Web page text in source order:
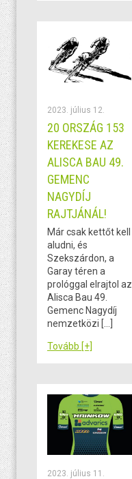
2023. július 12.
20 ORSZÁG 153
KEREKESE AZ
ALISCA BAU 49.
GEMENC
NAGYDÍJ
RAJTJÁNÁL!
Már csak kettőt kell
aludni, és
Szekszárdon, a
Garay téren a
prológgal elrajtol az
Alisca Bau 49.
Gemenc Nagydíj
nemzetközi […]
Tovább [+]
2023. július 11.